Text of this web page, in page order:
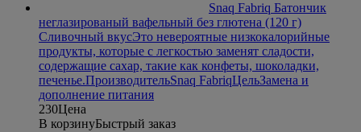
Snaq Fabriq Батончик
неглазированый вафельный без глютена (120 г)
Сливочный вкусЭто невероятные низкокалорийные
продукты, которые с легкостью заменят сладости,
содержащие сахар, такие как конфеты, шоколадки,
печенье.ПроизводительSnaq FabriqЦельЗамена и
дополнение питания
230Цена
В корзинуБыстрый заказ